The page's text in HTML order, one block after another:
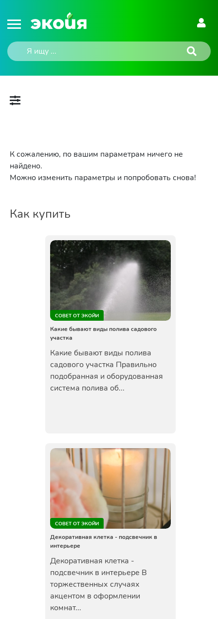
К сожалению, по вашим параметрам ничего не
найдено.
Можно изменить параметры и попробовать снова!
Как купить
СОВЕТ ОТ ЭКОЙИ
Какие бывают виды полива садового
участка
Какие бывают виды полива
садового участка Правильно
подобранная и оборудованная
система полива об...
СОВЕТ ОТ ЭКОЙИ
Декоративная клетка - подсвечник в
интерьере
Декоративная клетка -
подсвечник в интерьере В
торжественных случаях
акцентом в оформлении
комнат...